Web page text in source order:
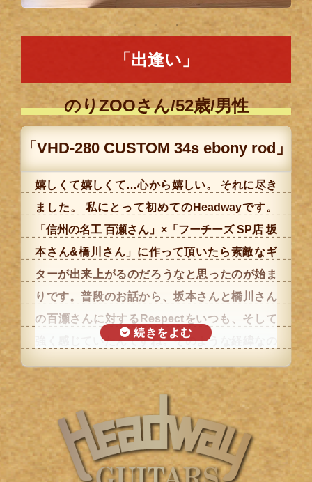
「出逢い」
のりZOOさん/52歳/男性
「VHD-280 CUSTOM 34s ebony rod」
嬉しくて嬉しくて…心から嬉しい。 それに尽き
ました。 私にとって初めてのHeadwayです。
「信州の名工 百瀬さん」×「フーチーズ SP店 坂
本さん&橋川さん」に作って頂いたら素敵なギ
ターが出来上がるのだろうなと思ったのが始ま
りです。普段のお話から、坂本さんと橋川さん
の百瀬さんに対するRespectをいつも、そして
強く感じていたんですね。そのような経緯なの
で、材の選定から細部までお任せしてしまいま
した。 私はギターを始めて三年目ですが、この
タイミングで工芸品とも呼べるものに出逢えた
ことに感謝しています。 大切にしていきます。